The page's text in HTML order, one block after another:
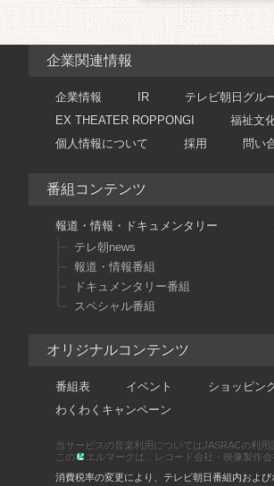
企業関連情報
企業情報 IR テレビ朝日グル
EX THEATER ROPPONGI
福祉文
個人情報について
採用 問い
番組コンテンツ
報道・情報・ドキュメンタリー
テレ朝news
報道・情報番組
ドキュメンタリー番組
スペシャル番組
オリジナルコンテンツ
番組表 イベント ショッピン
わくわくキャンペーン
当サービスの音楽利用についてはJASRACの利
この
エルマークは、レコード会社・映像製作
消費税率の変更により、テレビ朝日番組内およ